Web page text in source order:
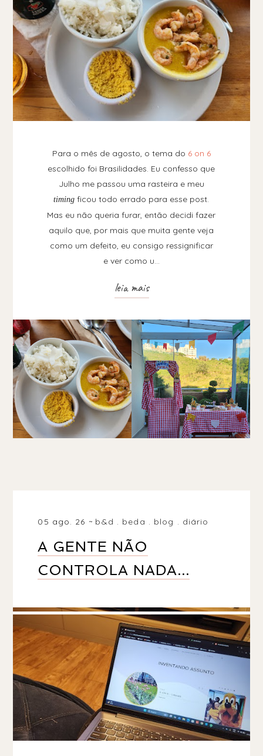
Para o mês de agosto, o tema do 6 on 6
escolhido foi Brasilidades. Eu confesso que
Julho me passou uma rasteira e meu
timing ficou todo errado para esse post.
Mas eu não queria furar, então decidi fazer
aquilo que, por mais que muita gente veja
como um defeito, eu consigo ressignificar
e ver como u…
leia mais
05 ago. 26 b&d beda blog diário
A GENTE NÃO
CONTROLA NADA...